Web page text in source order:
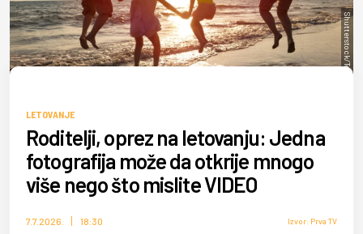
Shutterstock/Tom Wang
LETOVANJE
Roditelji, oprez na letovanju: Jedna
fotografija može da otkrije mnogo
više nego što mislite VIDEO
7.7.2026. 18:30 Izvor: Prva TV